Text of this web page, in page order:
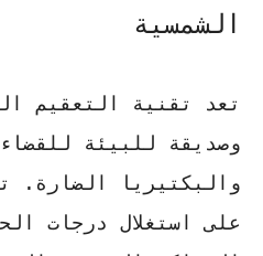
الشمسية
تعد تقنية التعقيم
وصديقة للبيئة
والبكتيريا الضارة.
على استغلال درجات